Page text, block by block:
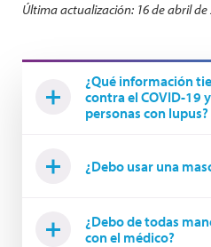
Última actualización: 16 de abril de
¿Qué información
contra el COVID-19
personas con lupus?
¿Debo usar una
¿Debo de todas
con el médico?